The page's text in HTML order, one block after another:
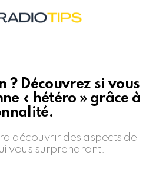
? Découvrez si vous
« hétéro » grâce à
découvrir des aspects de
vous surprendront.